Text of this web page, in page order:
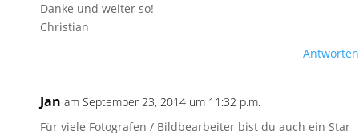
Danke und weiter so!
Christian
Antworten
Jan am September 23, 2014 um 11:32 p.m.
Für viele Fotografen / Bildbearbeiter bist du auch ein Star